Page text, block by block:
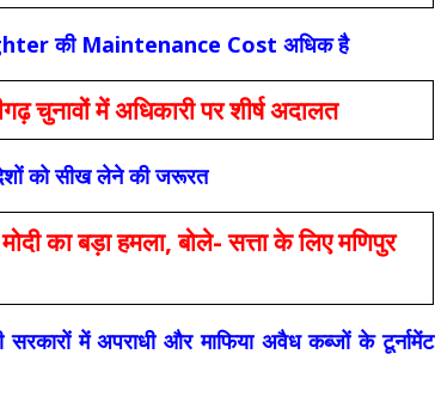
की Maintenance Cost अधिक है
चुनावों में अधिकारी पर शीर्ष अदालत
को सीख लेने की जरूरत
बड़ा हमला, बोले- सत्ता के लिए मणिपुर
में अपराधी और माफिया अवैध कब्जों के टूर्नामेंट